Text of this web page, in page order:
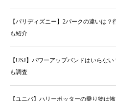
【パリディズニー】2パークの違いは
も紹介
【USJ】パワーアップバンドはいらな
も調査
【ユニバ】ハリーポッターの乗り物は